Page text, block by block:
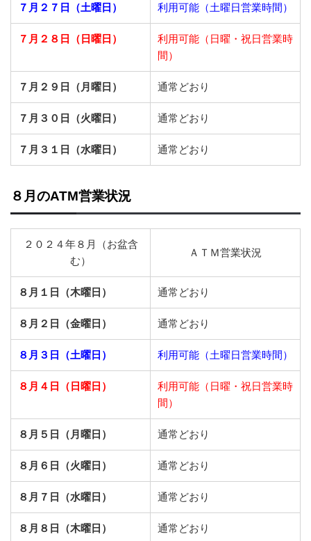
７月２７ 日（土曜日） 利用可能（土曜日営業時間）
７月２８日（日曜日）
利用可能（日曜・祝日営業時
間）
７月２９日（月曜日） 通常どおり
７月３０日（火曜日） 通常どおり
７月３１日（水曜日） 通常どおり
８月のATM営業状況
２０２４年８月（お盆含
む）
ＡＴＭ営業状況
８月１日（木曜日） 通常どおり
８月２日（金曜日） 通常どおり
８月３日（土曜日） 利用可能（土曜日営業時間）
８月４日（日曜日）
利用可能（日曜・祝日営業時
間）
８月５日（月曜日） 通常どおり
８月６日（火曜日） 通常どおり
８月７日（水曜日） 通常どおり
８月８日（木曜日） 通常どおり